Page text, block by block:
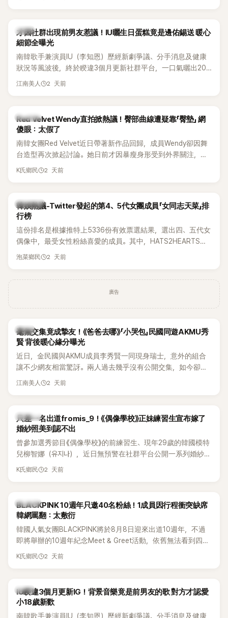
韓星
才因社群出現前男友惹議！IU曬生日蛋糕竟是邊佑錫送 暖心
細節全曝光
南韓歌手兼演員IU（李知恩）歷經新劇爭議、分手消息及健康
狀況等風波後，終於睽違3個月更新社群平台，一口氣曬出20
張近況照，讓大批粉絲又驚又喜。其中，一張生日蛋糕照意外
江南美人 2 天前
K-POP
Red Velvet Wendy直拍掀熱議！臀部曲線遭疑靠「臀墊」 網
傻眼：太假了
南韓女團Red Velvet近日帶著新作品回歸，成員Wendy卻因舞
台造型再次掀起討論。她日前才因暴瘦身形受到外界關注，又
被質疑在舞台上使用臀墊，如今最新打歌舞台曝光後，再度因
K氏鄉民 2 天前
熱議討論
韓娛熱議-Twitter發起的第4、5代女團成員「女同志天菜」排
行榜
這份排名是根據推特上5336份有效票選結果，選出四、五代女
偶像中，最受女性粉絲喜愛的成員。其中，HATS2HEARTS成
員包攬了前三名，展現了她們在女性社群中的高人氣。
泡菜鄉民 2 天前
廣告
韓星
毫無交集竟成摯友！《爸爸去哪》「小哭包」民國同遊AKMU秀
賢 背後暖心緣分曝光
近日，金民國與AKMU成員李秀賢一同現身瑞士，意外的組合
讓不少網友相當驚訝。兩人過去幾乎沒有公開交集，如今卻一
起踏上瑞士之旅，也讓粉絲紛紛好奇：「他們到底是怎麼認識
江南美人 2 天前
K-POP
只差一名出道fromis_9！《偶像學校》正妹練習生宣布嫁了
婚紗照美到認不出
曾參加選秀節目《偶像學校》的前練習生、現年29歲的韓國模特
兒柳智娜（유지나），近日無預警在社群平台公開一系列婚紗
照，親自宣布即將步入婚姻，消息曝光後讓不少曾追看節目的
K氏鄉民 2 天前
K-POP
BLACKPINK 10週年只邀40名粉絲！1成員因行程衝突缺席
韓網罵翻：太敷衍
韓國人氣女團BLACKPINK將於8月8日迎來出道10週年，不過
即將舉辦的10週年紀念Meet & Greet活動，依舊無法看到四人
合體。根據韓媒《MyDaily》7日報導，當天將由Jisoo（智秀）、
K氏鄉民 2 天前
韓星
IU睽違3個月更新IG！背景音樂竟是前男友的歌 對方才認愛
小18歲新歡
南韓歌手兼演員IU（李知恩）歷經新劇爭議、分手消息及健康